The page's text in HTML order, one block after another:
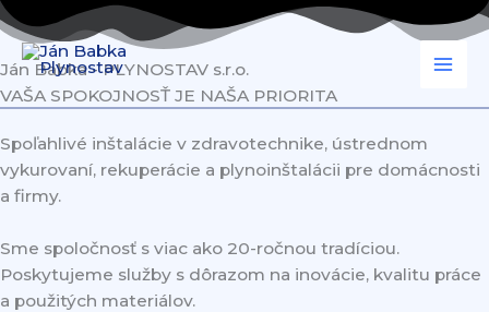
Preskočiť
na
obsah
Ján Babka - PLYNOSTAV s.r.o.
VAŠA SPOKOJNOSŤ JE NAŠA PRIORITA
Spoľahlivé inštalácie v zdravotechnike, ústrednom
vykurovaní, rekuperácie a plynoinštalácii pre domácnosti
a firmy.
Sme spoločnosť s viac ako 20-ročnou tradíciou.
Poskytujeme služby s dôrazom na inovácie, kvalitu práce
a použitých materiálov.